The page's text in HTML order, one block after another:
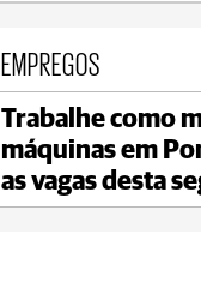
max
EMPREGOS
Trabalhe como
máquinas em
as vagas desta